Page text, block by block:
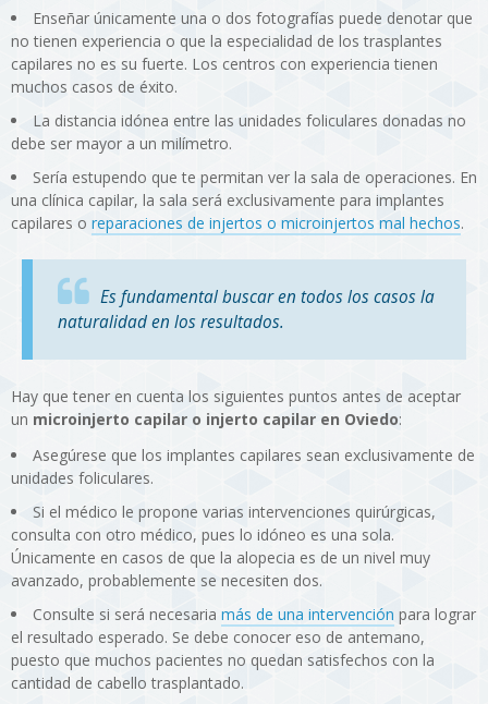
Enseñar únicamente una o dos fotografías puede denotar que
no tienen experiencia o que la especialidad de los trasplantes
capilares no es su fuerte. Los centros con experiencia tienen
muchos casos de éxito.
La distancia idónea entre las unidades foliculares donadas no
debe ser mayor a un milímetro.
Sería estupendo que te permitan ver la sala de operaciones. En
una clínica capilar, la sala será exclusivamente para implantes
capilares o reparaciones de injertos o microinjertos mal hechos.
Es fundamental buscar en todos los casos la
naturalidad en los resultados.
Hay que tener en cuenta los siguientes puntos antes de aceptar
un microinjerto capilar o injerto capilar en Oviedo:
Asegúrese que los implantes capilares sean exclusivamente de
unidades foliculares.
Si el médico le propone varias intervenciones quirúrgicas,
consulta con otro médico, pues lo idóneo es una sola.
Únicamente en casos de que la alopecia es de un nivel muy
avanzado, probablemente se necesiten dos.
Consulte si será necesaria más de una intervención para lograr
el resultado esperado. Se debe conocer eso de antemano,
puesto que muchos pacientes no quedan satisfechos con la
cantidad de cabello trasplantado.